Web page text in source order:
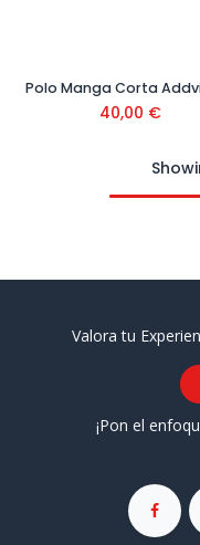
40,00 €
Valora tu
¡Pon el